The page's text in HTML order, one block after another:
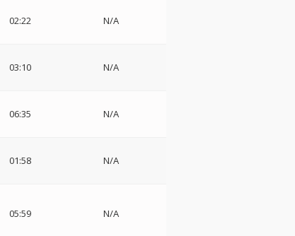
02:22 N/A
03:10 N/A
06:35 N/A
01:58 N/A
05:59 N/A